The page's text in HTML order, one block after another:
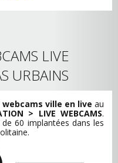
LIVE
URBAINS
webcams ville en live au
> LIVE WEBCAMS.
60 implantées dans les